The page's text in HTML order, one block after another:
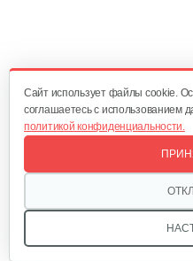
51 296 руб
Садовый
Садовый
Cайт использует файлы cookie.
соглашаетесь с использованием
политикой конфиденциальности.